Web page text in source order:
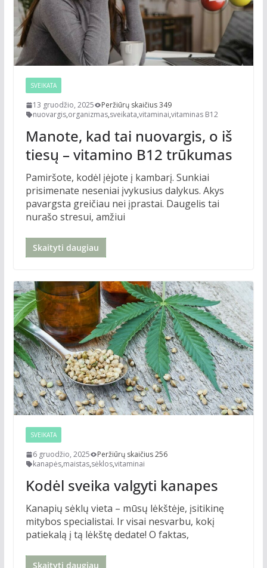
SVEIKATA
13 gruodžio, 2025
Peržiūrų skaičius 349
nuovargis,organizmas,sveikata,vitaminai,vitaminas B12
Manote, kad tai nuovargis, o iš
tiesų – vitamino B12 trūkumas
Pamiršote, kodėl įėjote į kambarį. Sunkiai
prisimenate neseniai įvykusius dalykus. Akys
pavargsta greičiau nei įprastai. Daugelis tai
nurašo stresui, amžiui
Skaityti daugiau
SVEIKATA
6 gruodžio, 2025
Peržiūrų skaičius 256
kanapės,maistas,sėklos,vitaminai
Kodėl sveika valgyti kanapes
Kanapių sėklų vieta – mūsų lėkštėje, įsitikinę
mitybos specialistai. Ir visai nesvarbu, kokį
patiekalą į tą lėkštę dedate! O faktas,
Skaityti daugiau